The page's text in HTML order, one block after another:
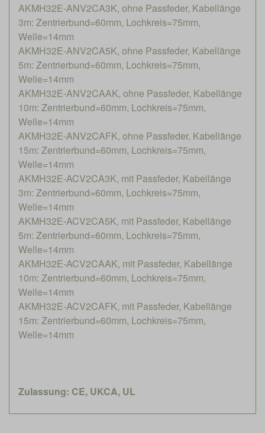
AKMH32E-ANV2CA3K, ohne Passfeder, Kabellänge
3m: Zentrierbund=60mm, Lochkreis=75mm,
Welle=14mm
AKMH32E-ANV2CA5K, ohne Passfeder, Kabellänge
5m: Zentrierbund=60mm, Lochkreis=75mm,
Welle=14mm
AKMH32E-ANV2CAAK, ohne Passfeder, Kabellänge
10m: Zentrierbund=60mm, Lochkreis=75mm,
Welle=14mm
AKMH32E-ANV2CAFK, ohne Passfeder, Kabellänge
15m: Zentrierbund=60mm, Lochkreis=75mm,
Welle=14mm
AKMH32E-ACV2CA3K, mit Passfeder, Kabellänge
3m: Zentrierbund=60mm, Lochkreis=75mm,
Welle=14mm
AKMH32E-ACV2CA5K, mit Passfeder, Kabellänge
5m: Zentrierbund=60mm, Lochkreis=75mm,
Welle=14mm
AKMH32E-ACV2CAAK, mit Passfeder, Kabellänge
10m: Zentrierbund=60mm, Lochkreis=75mm,
Welle=14mm
AKMH32E-ACV2CAFK, mit Passfeder, Kabellänge
15m: Zentrierbund=60mm, Lochkreis=75mm,
Welle=14mm
Zulassung: CE, UKCA, UL